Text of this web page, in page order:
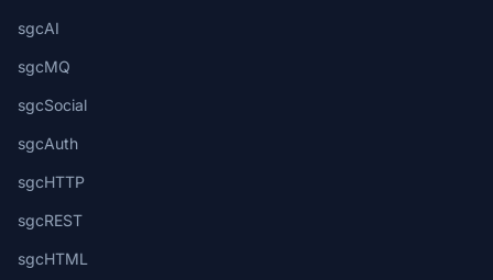
sgcAI
sgcMQ
sgcSocial
sgcAuth
sgcHTTP
sgcREST
sgcHTML